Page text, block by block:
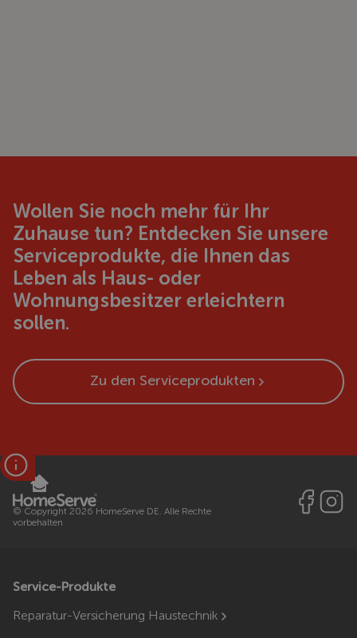
Wollen Sie noch mehr für Ihr
Zuhause tun? Entdecken Sie unsere
Serviceprodukte, die Ihnen das
Leben als Haus- oder
Wohnungsbesitzer erleichtern
sollen.
Zu den Serviceprodukten
© Copyright 2026 HomeServe DE. Alle Rechte
vorbehalten
Service-Produkte
Reparatur-Versicherung Haustechnik